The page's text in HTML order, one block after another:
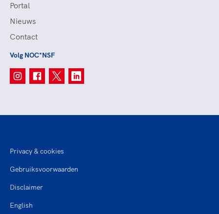
Portal
Nieuws
Contact
Volg NOC*NSF
Privacy & cookies
Gebruiksvoorwaarden
Disclaimer
English